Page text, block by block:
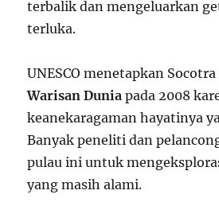
terbalik dan mengeluarkan
terluka.
UNESCO menetapkan Socotra
Warisan Dunia pada 2008
keanekaragaman hayatinya
Banyak peneliti dan
pulau ini untuk
yang masih alami.